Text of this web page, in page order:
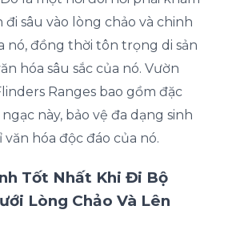
đi sâu vào lòng chảo và chinh
nó, đồng thời tôn trọng di sản
hóa sâu sắc của nó. Vườn
Ranges bao gồm đặc
này, bảo vệ đa dạng sinh
văn hóa độc đáo của nó.
Tốt Nhất Khi Đi Bộ
Lòng Chảo Và Lên